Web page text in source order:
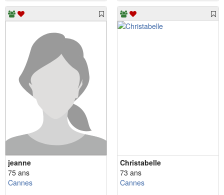
jeanne
75 ans
Cannes
Christabelle
73 ans
Cannes